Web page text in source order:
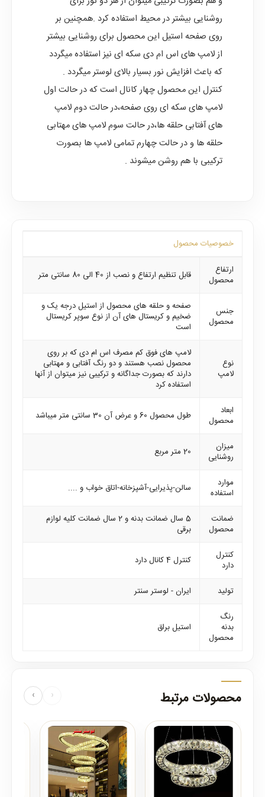
روشنایی بیشتر در محیط استفاده کرد .همچنین بر
روی صفحه استیل این محصول برای روشنایی بیشتر
از لامپ های اس ام دی سکه ای نیز استفاده میگردد
که باعث افزایش نور بسیار بالای لوستر میگردد .
کنترل این محصول چهار کانال است که در حالت اول
لامپ های سکه ای روی صفحه،در حالت دوم لامپ
های آفتابی حلقه ها،در حالت سوم لامپ های مهتابی
حلقه ها و در حالت چهارم تمامی لامپ ها بصورت
ترکیبی با هم روشن میشوند .
خصوصیات محصول
ارتفاع
محصول
قابل تنظیم ارتفاع و نصب از 40 الی 80 سانتی متر
جنس
محصول
صفحه و حلقه های محصول از استیل درجه یک و
ضخیم و کریستال های آن از نوع سوپر کریستال
است
نوع
لامپ
لامپ های فوق کم مصرف اس ام دی که بر روی
محصول نصب هستند و دو رنگ آفتابی و مهتابی
دارند که بصورت جداگانه و ترکیبی نیز میتوان از آنها
استفاده کرد
ابعاد
محصول
طول محصول 60 و عرض آن 30 سانتی متر میباشد
میزان
روشنایی
20 متر مربع
موارد
استفاده
سالن-پذیرایی-آشپزخانه-اتاق خواب و ....
ضمانت
محصول
5 سال ضمانت بدنه و 2 سال ضمانت کلیه لوازم
برقی
کنترل
دارد
کنترل 4 کانال دارد
تولید
ایران - لوستر سنتر
رنگ
بدنه
محصول
استیل براق
محصولات مرتبط ‹
›